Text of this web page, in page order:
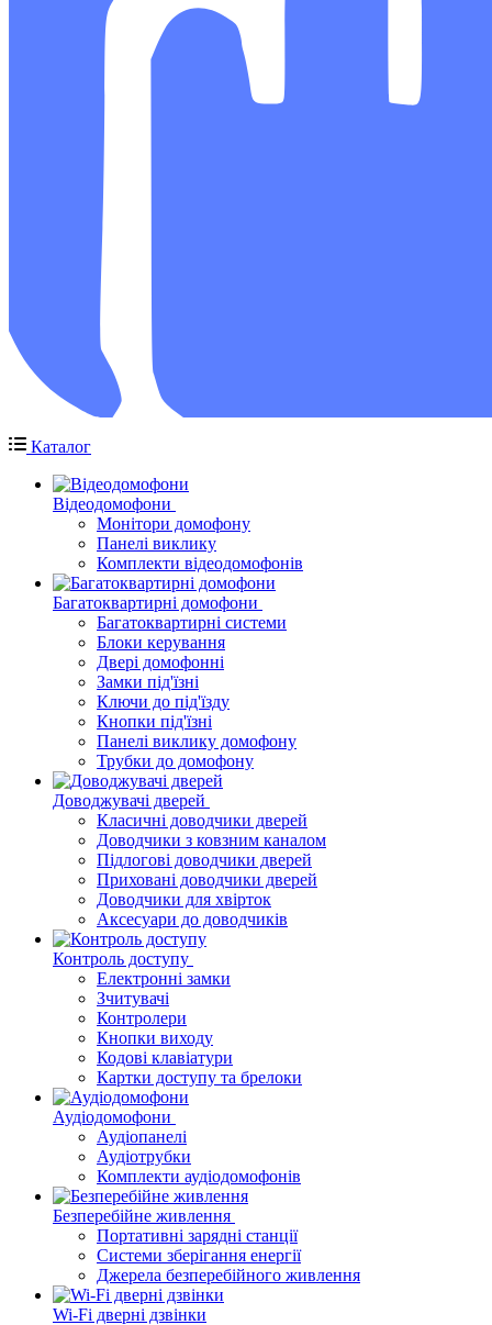
Каталог
Відеодомофони
Монітори домофону
Панелі виклику
Комплекти відеодомофонів
Багатоквартирні домофони
Багатоквартирні системи
Блоки керування
Двері домофонні
Замки під'їзні
Ключи до під'їзду
Кнопки під'їзні
Панелі виклику домофону
Трубки до домофону
Доводжувачі дверей
Класичні доводчики дверей
Доводчики з ковзним каналом
Підлогові доводчики дверей
Приховані доводчики дверей
Доводчики для хвірток
Аксесуари до доводчиків
Контроль доступу
Електронні замки
Зчитувачі
Контролери
Кнопки виходу
Кодові клавіатури
Картки доступу та брелоки
Аудіодомофони
Аудіопанелі
Аудіотрубки
Комплекти аудіодомофонів
Безперебійне живлення
Портативні зарядні станції
Системи зберігання енергії
Джерела безперебійного живлення
Wi-Fi дверні дзвінки